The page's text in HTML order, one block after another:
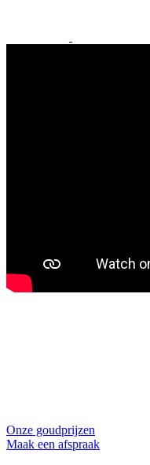
Onze goudprijzen
Maak een afspraak